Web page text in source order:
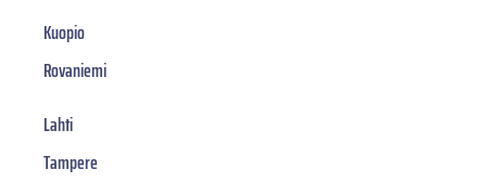
Kuopio
Rovaniemi
Lahti
Tampere